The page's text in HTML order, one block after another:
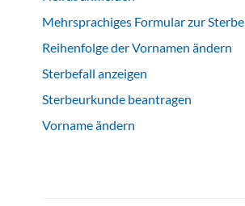
Mehrsprachiges Formular zur
Reihenfolge der Vornamen ändern
Sterbefall anzeigen
Sterbeurkunde beantragen
Vorname ändern